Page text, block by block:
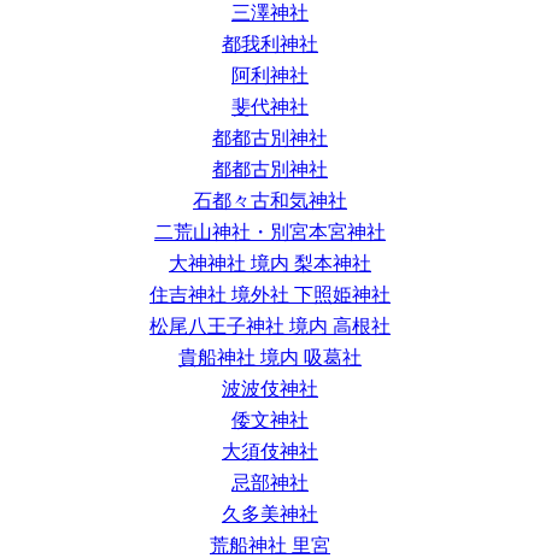
三澤神社
都我利神社
阿利神社
斐代神社
都都古別神社
都都古別神社
石都々古和気神社
二荒山神社・別宮本宮神社
大神神社 境内 梨本神社
住吉神社 境外社 下照姫神社
松尾八王子神社 境内 高根社
貴船神社 境内 吸葛社
波波伎神社
倭文神社
大須伎神社
忌部神社
久多美神社
荒船神社 里宮